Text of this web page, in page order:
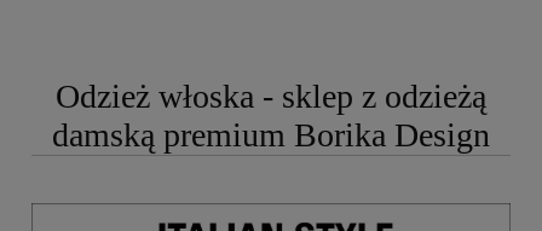
Odzież włoska - sklep z odzieżą
damską premium Borika Design